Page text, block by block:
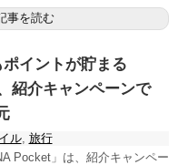
事を読む
イントが貯まる
紹介キャンペーンで
ル, 旅行
Pocket」は、紹介キャンペー